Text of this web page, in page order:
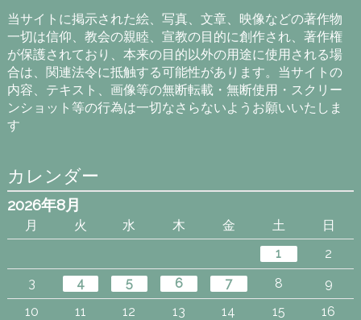
ブ
当サイトに掲示された絵、写真、文章、映像などの著作物
一切は信仰、教会の親睦、宣教の目的に創作され、著作権
が保護されており、本来の目的以外の用途に使用される場
合は、関連法令に抵触する可能性があります。当サイトの
内容、テキスト、画像等の無断転載・無断使用・スクリー
ンショット等の行為は一切なさらないようお願いいたしま
す
カレンダー
2026年8月
月 火 水 木 金 土
日
1
2
3
4 5 6 7 8
9
10
11 12 13 14 15
16